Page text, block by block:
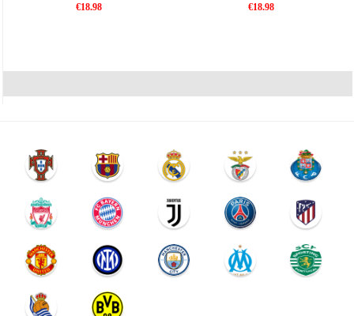
€18.98 €18.98